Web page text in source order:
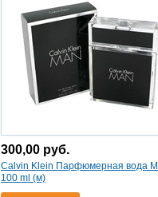
300,00 руб.
Calvin Klein Парфюмерная вода
100 ml (м)